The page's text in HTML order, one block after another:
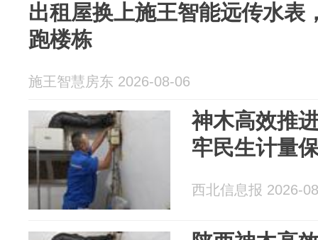
出租屋换上施王智能远传水表
跑楼栋
施王智慧房东 2026-08-06
神木高效推
牢民生计量
西北信息报 2026-